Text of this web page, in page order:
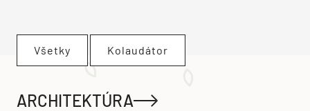
Všetky Kolaudátor
ARCHITEKTÚRA